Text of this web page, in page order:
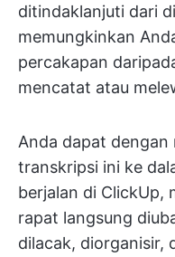
ditindaklanjuti dari
memungkinkan
percakapan
mencatat atau
Anda dapat
transkripsi ini ke
berjalan di ClickUp,
rapat langsung
dilacak,